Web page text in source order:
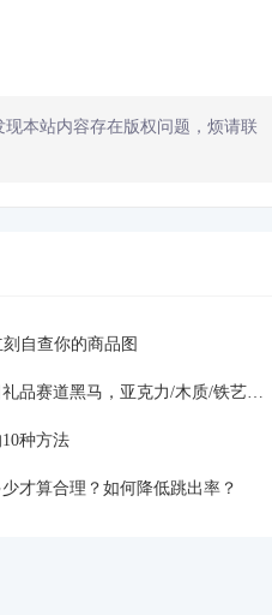
本站内容存在版权问题，烦请联
自查你的商品图
，亚克力/木质/铁艺/ 玻璃挂钟选品全解析！
种方法
才算合理？如何降低跳出率？